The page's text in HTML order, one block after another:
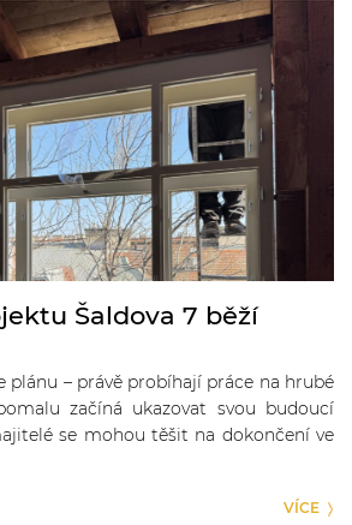
Šaldova 7 běží
plánu – právě probíhají práce na hrubé
začíná ukazovat svou budoucí
se mohou těšit na dokončení ve
VÍCE